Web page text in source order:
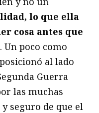
lo que ella
cosa antes que
. Un poco como
al lado
Guerra
las muchas
seguro de que el